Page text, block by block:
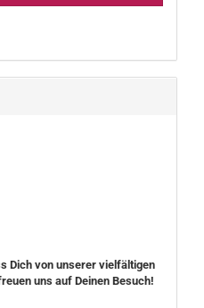
Dich von unserer vielfältigen
uns auf Deinen Besuch!